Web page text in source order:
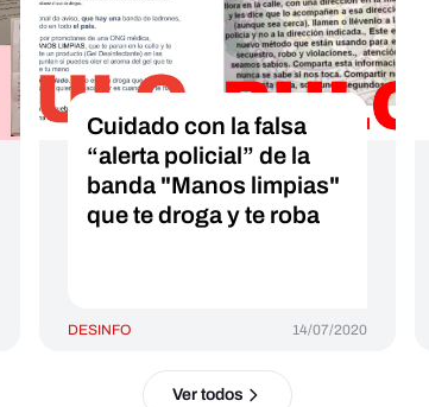
Cuidado con la falsa
“alerta policial” de la
banda "Manos limpias"
que te droga y te roba
DESINFO 14/07/2020
Ver todos